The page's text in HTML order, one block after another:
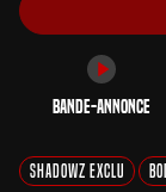
Bande-annonce
Shadowz Exclu